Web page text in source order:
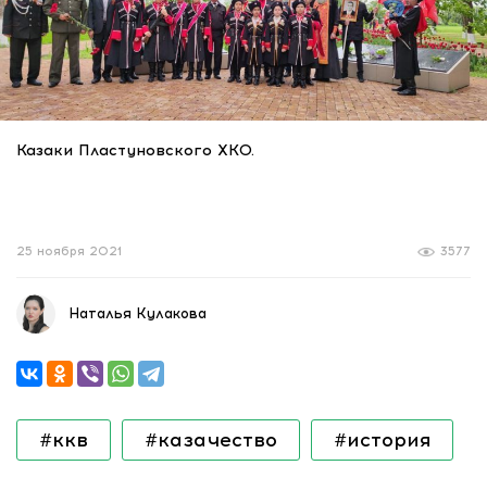
Казаки Пластуновского ХКО.
3577
25 ноября 2021
Наталья Кулакова
#ккв #казачество #история